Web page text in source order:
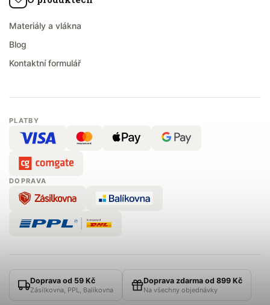
Materiály a vlákna
Blog
Kontaktní formulář
PLATBY
DOPRAVA
Doprava od 59 Kč
Zásilkovna, PPL, Balíkovna
Doprava zdarma od 899 Kč
Na všechny objednávky